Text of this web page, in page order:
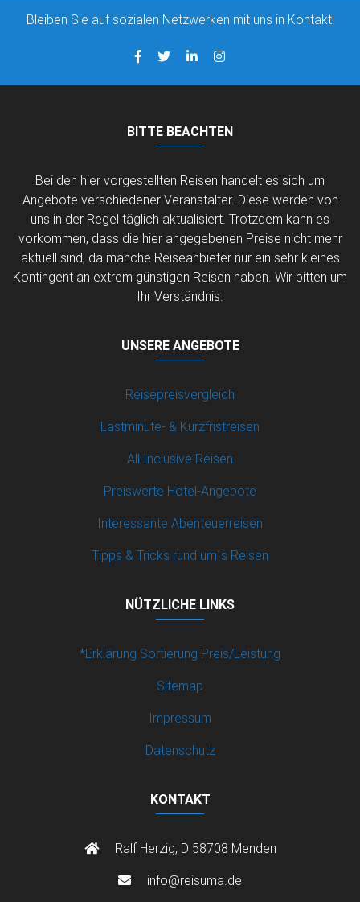
Bleiben Sie auf sozialen Netzwerken mit uns in Kontakt!
BITTE BEACHTEN
Bei den hier vorgestellten Reisen handelt es sich um
Angebote verschiedener Veranstalter. Diese werden von
uns in der Regel täglich aktualisiert. Trotzdem kann es
vorkommen, dass die hier angegebenen Preise nicht mehr
aktuell sind, da manche Reiseanbieter nur ein sehr kleines
Kontingent an extrem günstigen Reisen haben. Wir bitten um
Ihr Verständnis.
UNSERE ANGEBOTE
Reisepreisvergleich
Lastminute- & Kurzfristreisen
All Inclusive Reisen
Preiswerte Hotel-Angebote
Interessante Abenteuerreisen
Tipps & Tricks rund um´s Reisen
NÜTZLICHE LINKS
*Erklärung Sortierung Preis/Leistung
Sitemap
Impressum
Datenschutz
KONTAKT
Ralf Herzig, D 58708 Menden
info@reisuma.de